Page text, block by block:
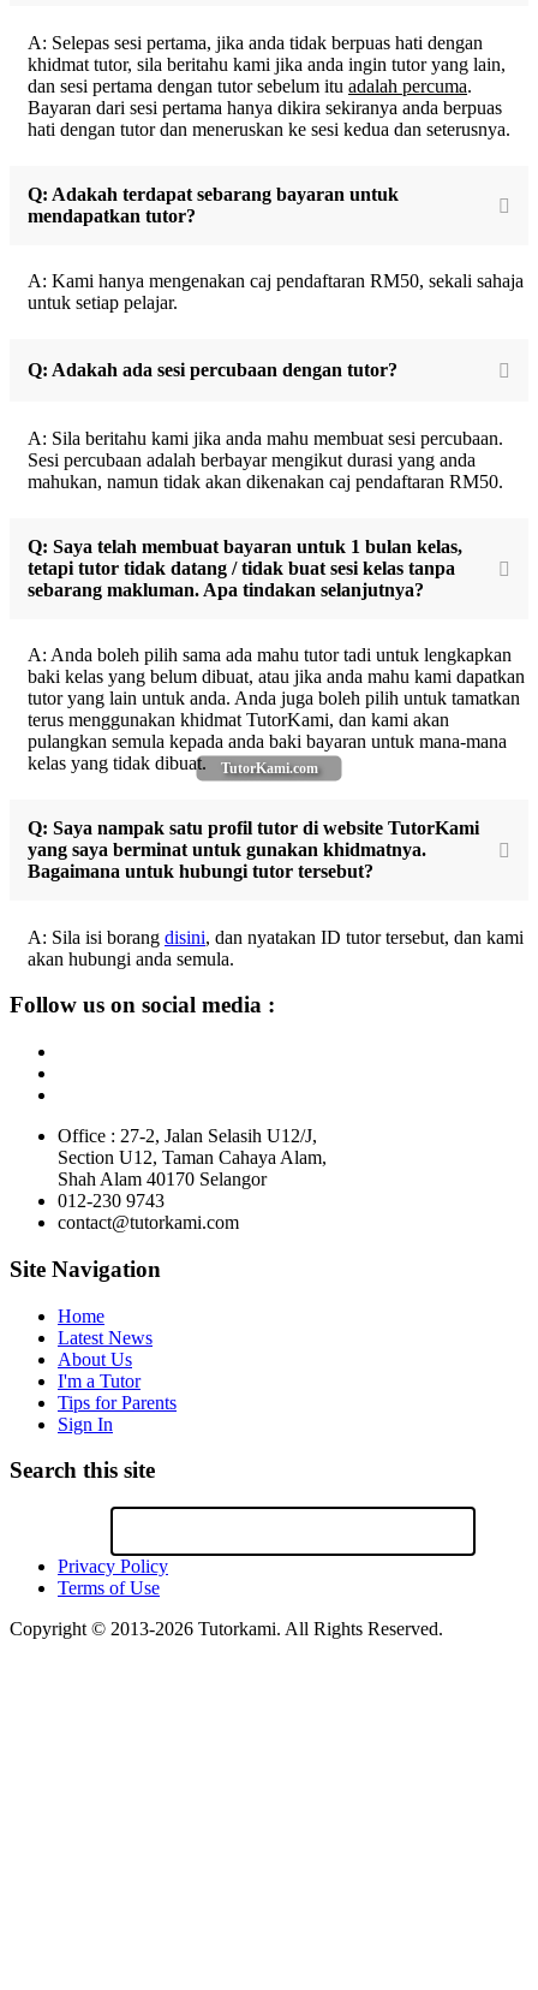
TutorKami.com
A: Selepas sesi pertama, jika anda tidak berpuas hati dengan
khidmat tutor, sila beritahu kami jika anda ingin tutor yang lain,
dan sesi pertama dengan tutor sebelum itu adalah percuma.
Bayaran dari sesi pertama hanya dikira sekiranya anda berpuas
hati dengan tutor dan meneruskan ke sesi kedua dan seterusnya.
Q: Adakah terdapat sebarang bayaran untuk
mendapatkan tutor?
A: Kami hanya mengenakan caj pendaftaran RM50, sekali sahaja
untuk setiap pelajar.
Q: Adakah ada sesi percubaan dengan tutor?
A: Sila beritahu kami jika anda mahu membuat sesi percubaan.
Sesi percubaan adalah berbayar mengikut durasi yang anda
mahukan, namun tidak akan dikenakan caj pendaftaran RM50.
Q: Saya telah membuat bayaran untuk 1 bulan kelas,
tetapi tutor tidak datang / tidak buat sesi kelas tanpa
sebarang makluman. Apa tindakan selanjutnya?
A: Anda boleh pilih sama ada mahu tutor tadi untuk lengkapkan
baki kelas yang belum dibuat, atau jika anda mahu kami dapatkan
tutor yang lain untuk anda. Anda juga boleh pilih untuk tamatkan
terus menggunakan khidmat TutorKami, dan kami akan
pulangkan semula kepada anda baki bayaran untuk mana-mana
kelas yang tidak dibuat.
Q: Saya nampak satu profil tutor di website TutorKami
yang saya berminat untuk gunakan khidmatnya.
Bagaimana untuk hubungi tutor tersebut?
A: Sila isi borang disini, dan nyatakan ID tutor tersebut, dan kami
akan hubungi anda semula.
Follow us on social media :
Office : 27-2, Jalan Selasih U12/J,
Section U12, Taman Cahaya Alam,
Shah Alam 40170 Selangor
012-230 9743
contact@tutorkami.com
Site Navigation
Home
Latest News
About Us
I'm a Tutor
Tips for Parents
Sign In
Search this site
Privacy Policy
Terms of Use
Copyright © 2013-2026 Tutorkami. All Rights Reserved.